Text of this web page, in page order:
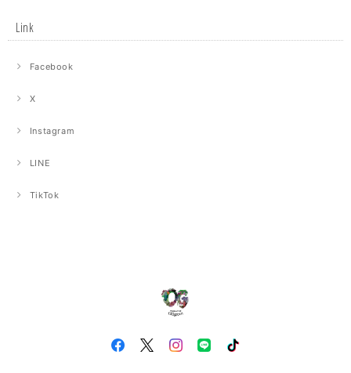
Link
Facebook
X
Instagram
LINE
TikTok